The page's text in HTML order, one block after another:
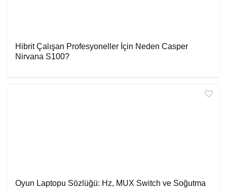
Hibrit Çalışan Profesyoneller İçin Neden Casper
Nirvana S100?
Oyun Laptopu Sözlüğü: Hz, MUX Switch ve Soğutma